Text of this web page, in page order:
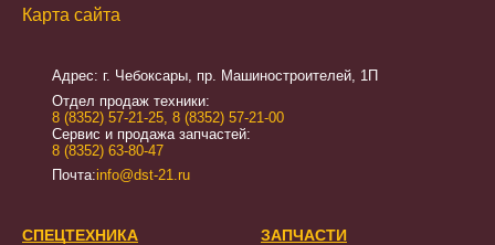
Карта сайта
Адрес: г. Чебоксары, пр. Машиностроителей, 1П
Отдел продаж техники:
8 (8352) 57-21-25 8 (8352) 57-21-00
Сервис и продажа запчастей:
8 (8352) 63-80-47
Почта:info@dst-21.ru
СПЕЦТЕХНИКА
ЗАПЧАСТИ